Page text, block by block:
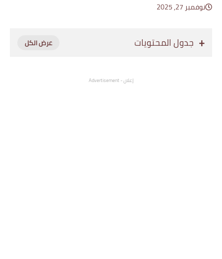
نوفمبر 27, 2025
جدول المحتويات
إعلان - Advertisement